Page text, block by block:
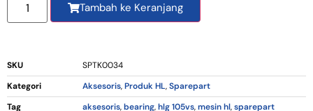
Tambah ke Keranjang
SKU
SPTK0034
Kategori
Aksesoris,Produk HL,Sparepart
Tag
aksesoris,bearing,hlg 105vs,mesin hl,sparepart